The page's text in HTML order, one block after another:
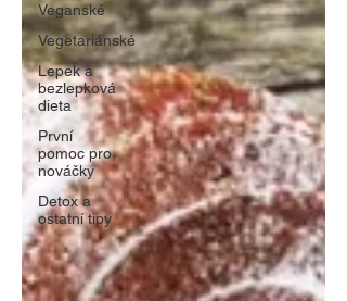
Veganské
Vegetariánské
Lepek a
bezlepková
dieta
První
pomoc pro
nováčky
Detox a
ostatní tipy